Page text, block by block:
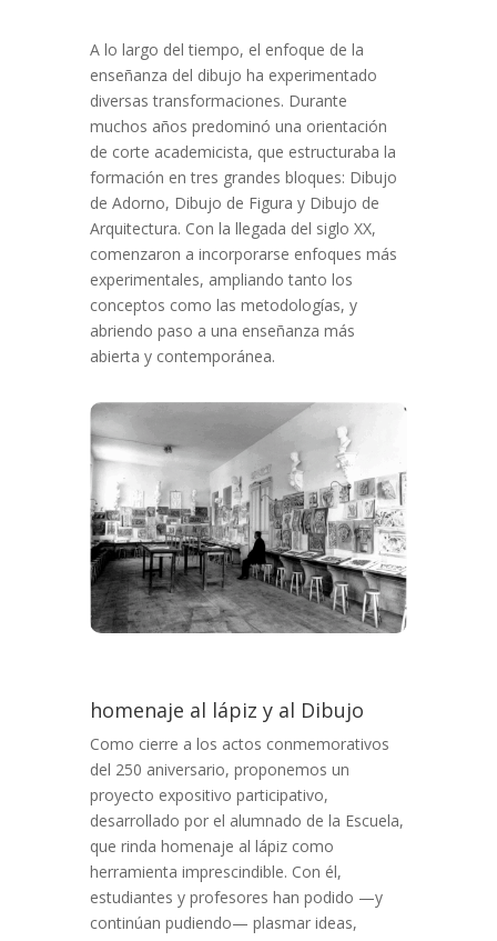
A lo largo del tiempo, el enfoque de la
enseñanza del dibujo ha experimentado
diversas transformaciones. Durante
muchos años predominó una orientación
de corte academicista, que estructuraba la
formación en tres grandes bloques: Dibujo
de Adorno, Dibujo de Figura y Dibujo de
Arquitectura. Con la llegada del siglo XX,
comenzaron a incorporarse enfoques más
experimentales, ampliando tanto los
conceptos como las metodologías, y
abriendo paso a una enseñanza más
abierta y contemporánea.
homenaje al lápiz y al Dibujo
Como cierre a los actos conmemorativos
del 250 aniversario, proponemos un
proyecto expositivo participativo,
desarrollado por el alumnado de la Escuela,
que rinda homenaje al lápiz como
herramienta imprescindible. Con él,
estudiantes y profesores han podido —y
continúan pudiendo— plasmar ideas,